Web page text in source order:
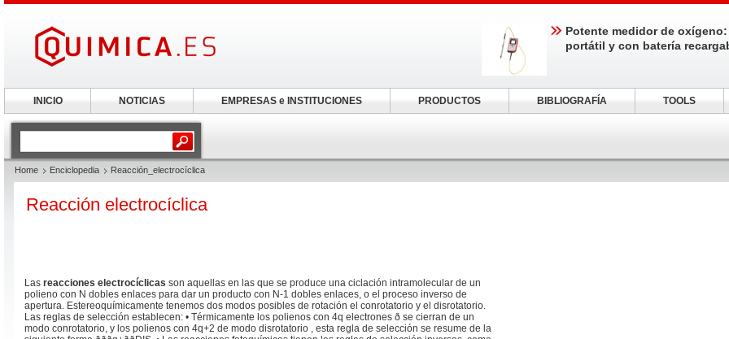
Home Enciclopedia Reacción_electrocíclica
Reacción electrocíclica
Las reacciones electrocíclicas son aquellas en las que se produce una ciclación intramolecular de un
polieno con N dobles enlaces para dar un producto con N-1 dobles enlaces, o el proceso inverso de
apertura. Estereoquímicamente tenemos dos modos posibles de rotación el conrotatorio y el disrotatorio.
Las reglas de selección establecen: • Térmicamente los polienos con 4q electrones ð se cierran de un
modo conrotatorio, y los polienos con 4q+2 de modo disrotatorio , esta regla de selección se resume de la
Potente medidor de
portátil y con batería
INICIO NOTICIAS EMPRESAS e INSTITUCIONES PRODUCTOS BIBLIOGRAFÍA TOOLS